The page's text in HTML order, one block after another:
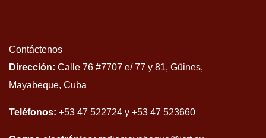
Contáctenos
Dirección: Calle 76 #7707 e/ 77 y 81, Güines,
Mayabeque, Cuba
Teléfonos: +53 47 522724 y +53 47 523660